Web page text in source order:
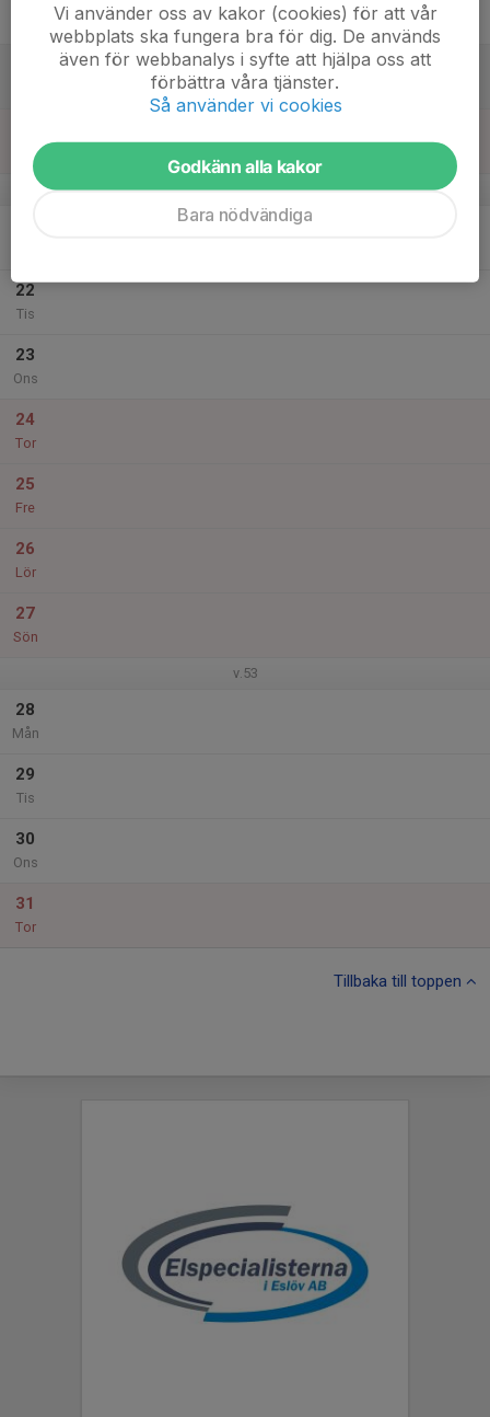
Sön
v.52
22
Tis
23
Ons
24
Tor
25
Fre
26
Lör
27
Sön
v.53
28
Mån
29
Tis
30
Ons
31
Tor
Tillbaka till toppen
Vi använder oss av kakor (cookies) för att vår
webbplats ska fungera bra för dig. De används
även för webbanalys i syfte att hjälpa oss att
förbättra våra tjänster.
Så använder vi cookies
Godkänn alla kakor
Bara nödvändiga